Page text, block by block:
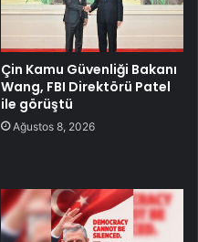
Çin Kamu Güvenliği Bakanı
Wang, FBI Direktörü Patel
ile görüştü
Ağustos 8, 2026